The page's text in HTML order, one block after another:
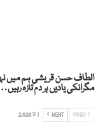
الطاف حسن قریشی ہم میں
مگرانکی یادیں ہر دم تازہ
NEXT 1 کا 2,826